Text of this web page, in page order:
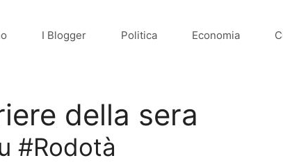
I Blogger Politica Economia
della sera
#Rodotà